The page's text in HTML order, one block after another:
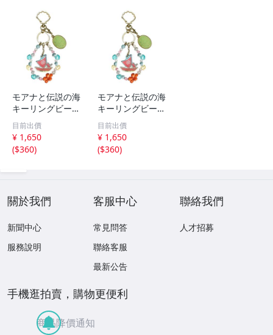
モアナと伝説の海
キーリングビーズ
キーホルダー 実
写ディズニー
目前出價
¥ 1,650
($360)
モアナと伝説の海
キーリングビーズ
キーホルダー 実
写ディズニー
目前出價
¥ 1,650
($360)
關於我們
新聞中心
服務說明
客服中心
常見問答
聯絡客服
最新公告
聯絡我們
人才招募
手機逛拍賣，購物更便利
商品降價通知